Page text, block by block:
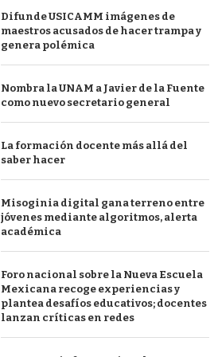
Difunde USICAMM imágenes de
maestros acusados de hacer trampa y
genera polémica
Nombra la UNAM a Javier de la Fuente
como nuevo secretario general
La formación docente más allá del
saber hacer
Misoginia digital gana terreno entre
jóvenes mediante algoritmos, alerta
académica
Foro nacional sobre la Nueva Escuela
Mexicana recoge experiencias y
plantea desafíos educativos; docentes
lanzan críticas en redes